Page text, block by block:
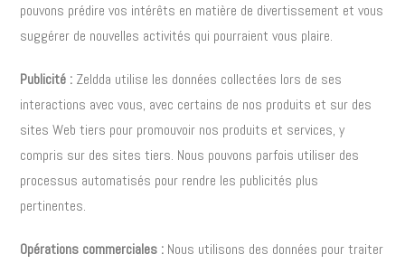
pouvons prédire vos intérêts en matière de divertissement et vous
suggérer de nouvelles activités qui pourraient vous plaire.
Publicité : Zeldda utilise les données collectées lors de ses
interactions avec vous, avec certains de nos produits et sur des
sites Web tiers pour promouvoir nos produits et services, y
compris sur des sites tiers. Nous pouvons parfois utiliser des
processus automatisés pour rendre les publicités plus
pertinentes.
Opérations commerciales : Nous utilisons des données pour traiter